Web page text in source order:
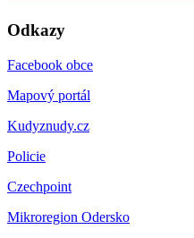
Odkazy
Facebook obce
Mapový portál
Kudyznudy.cz
Policie
Czechpoint
Mikroregion Odersko